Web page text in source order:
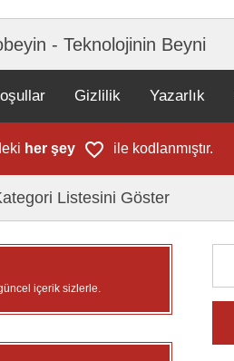
- Teknolojinin Beyni
Gizlilik Yazarlık
her şey ile kodlanmıştır.
Listesini Göster
içerik sizlerle.